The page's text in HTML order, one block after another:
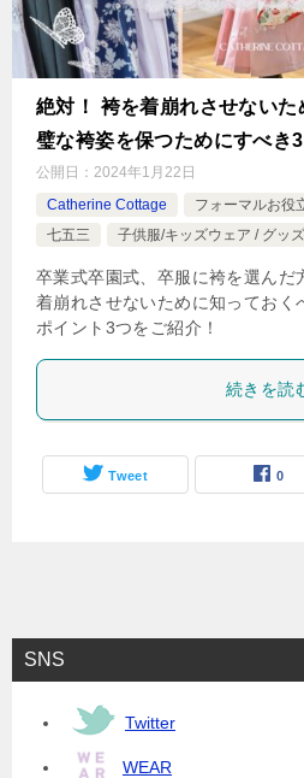
絶対！ 袴を着崩れさせない
璧な袴姿を保つためにすべき
公開日： 2024年1月22日
Catherine Cottage
フォーマルお役
七五三
子供服/キッズウェア / グッズ
卒業式卒園式、卒服に袴を選ん
着崩れさせないために知っておく
ポイント3つをご紹介！
続きを読
Tweet 0
SNS
Twitter
WEAR